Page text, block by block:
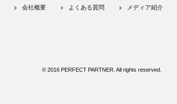
会社概要 よくある質問 メディア紹介
© 2016 PERFECT PARTNER. All rights reserved.